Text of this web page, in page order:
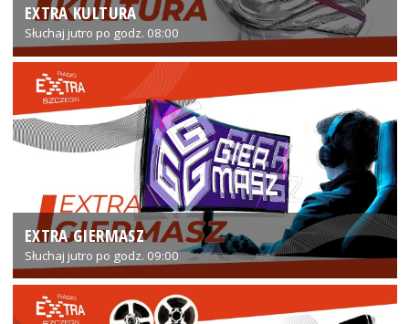
EXTRA KULTURA
Słuchaj jutro po godz. 08:00
EXTRA GIERMASZ
Słuchaj jutro po godz. 09:00